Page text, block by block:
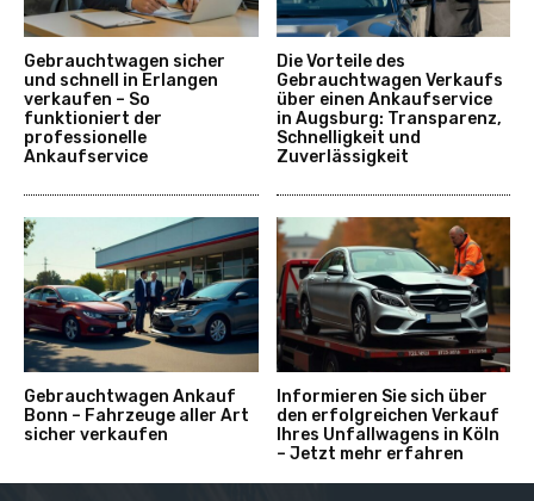
Gebrauchtwagen sicher
und schnell in Erlangen
verkaufen – So
funktioniert der
professionelle
Ankaufservice
Die Vorteile des
Gebrauchtwagen Verkaufs
über einen Ankaufservice
in Augsburg: Transparenz,
Schnelligkeit und
Zuverlässigkeit
Gebrauchtwagen Ankauf
Bonn – Fahrzeuge aller Art
sicher verkaufen
Informieren Sie sich über
den erfolgreichen Verkauf
Ihres Unfallwagens in Köln
– Jetzt mehr erfahren